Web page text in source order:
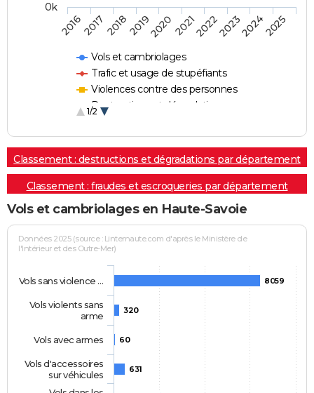
Vols et cambriolages
Trafic et usage de stupéfiants
Violences contre des personnes
Destructions et dégradations
1/2
2016201720182019202020212022202320242025
0k
Classement : destructions et dégradations par département
Classement : fraudes et escroqueries par département
Vols et cambriolages en Haute-Savoie
Données 2025 (source : Linternaute.com d'après le Ministère de
l'Intérieur et des Outre-Mer)
8059
320
60
631
Vols sans violence …
Vols violents sans
arme
Vols avec armes
Vols d'accessoires
sur véhicules